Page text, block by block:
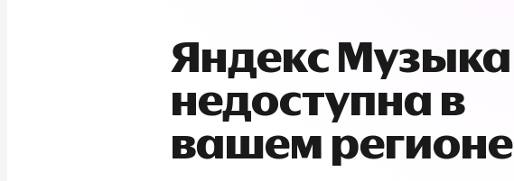
Яндекс Музыка
недоступна в
вашем регионе